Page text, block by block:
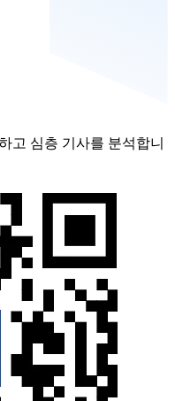
고 심층 기사를 분석합니